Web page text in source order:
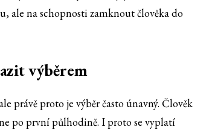
ale na schopnosti zamknout člověka do
výběrem
právě proto je výběr často únavný. Člověk
po první půlhodině. I proto se vyplatí